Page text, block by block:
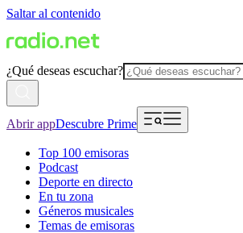
Saltar al contenido
¿Qué deseas escuchar?
Abrir appDescubre Prime
Top 100 emisoras
Podcast
Deporte en directo
En tu zona
Géneros musicales
Temas de emisoras